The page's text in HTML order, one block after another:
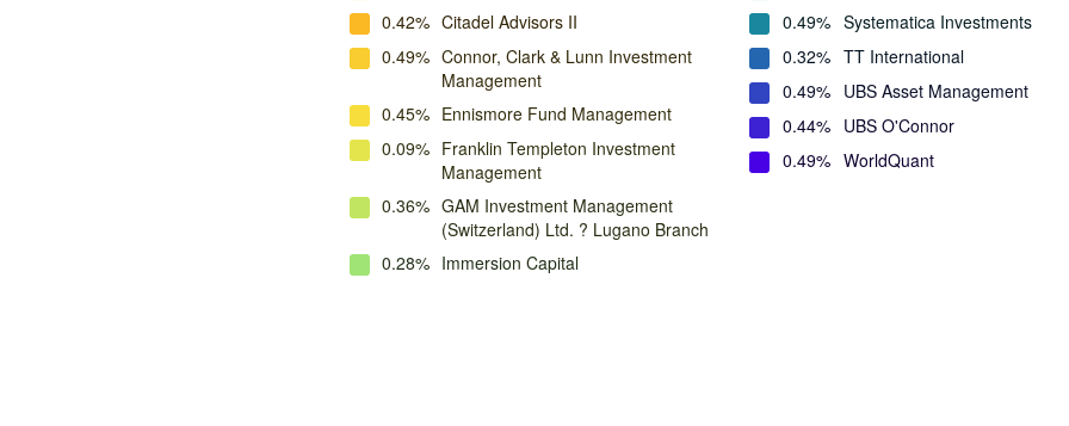
0.42% Citadel Advisors II
0.49% Connor, Clark & Lunn Investment
Management
0.45% Ennismore Fund Management
0.09% Franklin Templeton Investment
Management
0.36% GAM Investment Management
(Switzerland) Ltd. ? Lugano Branch
0.28% Immersion Capital
0.49% Systematica Investments
0.32% TT International
0.49% UBS Asset Management
0.44% UBS O'Connor
0.49% WorldQuant